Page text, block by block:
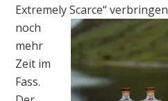
Extremely Scarce“ verbringen
noch
mehr
Zeit im
Fass.